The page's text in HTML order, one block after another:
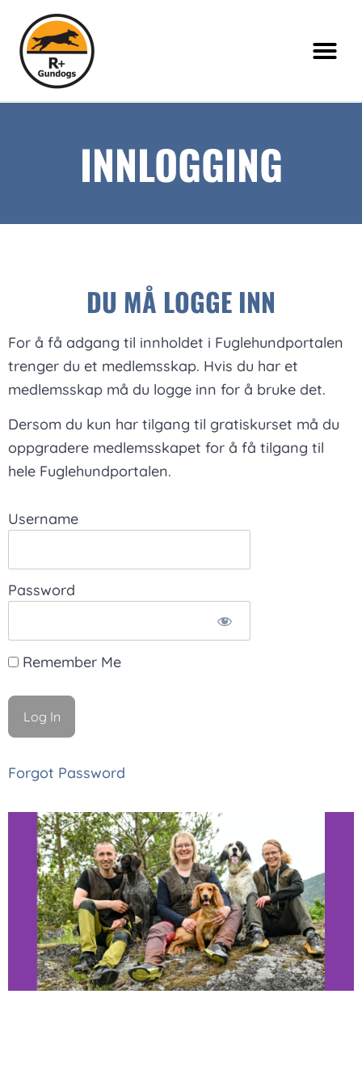
INNLOGGING
DU MÅ LOGGE INN
For å få adgang til innholdet i Fuglehundportalen
trenger du et medlemsskap. Hvis du har et
medlemsskap må du logge inn for å bruke det.
Dersom du kun har tilgang til gratiskurset må du
oppgradere medlemsskapet for å få tilgang til
hele Fuglehundportalen.
Username
Password
Remember Me
Forgot Password